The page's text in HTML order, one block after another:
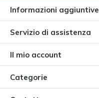
Informazioni aggiuntive
Servizio di assistenza
Il mio account
Categorie